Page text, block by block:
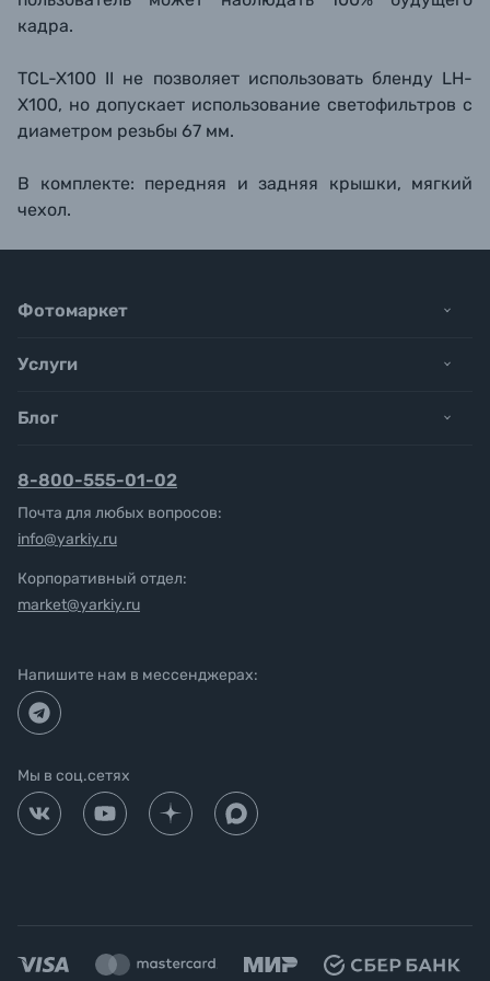
кадра.
TCL-X100 II не позволяет использовать бленду LH-
X100, но допускает использование светофильтров с
диаметром резьбы 67 мм.
В комплекте: передняя и задняя крышки, мягкий
чехол.
Фотомаркет
Услуги
Блог
8-800-555-01-02
Почта для любых вопросов:
info@yarkiy.ru
Корпоративный отдел:
market@yarkiy.ru
Напишите нам в мессенджерах:
Мы в соц.сетях